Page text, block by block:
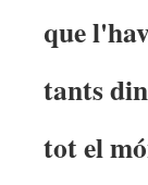
que
tants
tot el